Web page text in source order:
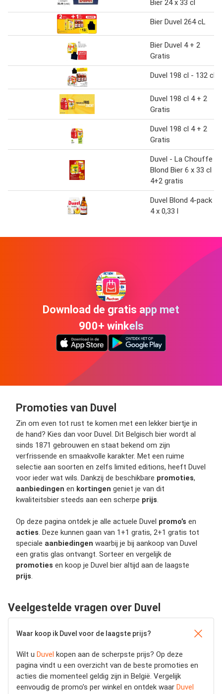
Bier 24 x 33 cl
Bier Duvel 264 cL
Bier Duvel 4 + 2
Gratis
Duvel 198 cl - 132 cl
Duvel 198 cl 4 + 2
Gratis
Duvel 198 cl 4 + 2
Gratis
Duvel - La Chouffe
Blond Bier 6 x 33 cl
4+2 gratis
Duvel Blond 4-pack
4 x 0,33 l
Download de gratis app met
900+ winkels
Promoties van Duvel
Zin om even tot rust te komen met een lekker biertje in
de hand? Kies dan voor Duvel. Dit Belgisch bier wordt al
sinds 1871 gebrouwen en staat bekend om zijn
verfrissende en smaakvolle karakter. Met een ruime
selectie aan soorten en zelfs limited editions, heeft Duvel
voor ieder wat wils. Dankzij de beschikbare promoties,
aanbiedingen en kortingen geniet je van dit
kwaliteitsbier steeds aan een scherpe prijs.
Op deze pagina ontdek je alle actuele Duvel promo’s en
acties. Deze kunnen gaan van 1+1 gratis, 2+1 gratis tot
speciale aanbiedingen waarbij je bij aankoop van Duvel
een gratis glas ontvangt. Sorteer en vergelijk de
promoties en koop je Duvel bier altijd aan de laagste
prijs.
Veelgestelde vragen over Duvel
Waar koop ik Duvel voor de laagste prijs?
Wilt u Duvel kopen aan de scherpste prijs? Op deze
pagina vindt u een overzicht van de beste promoties en
acties die momenteel geldig zijn in België. Vergelijk
eenvoudig de promo’s per winkel en ontdek waar Duvel